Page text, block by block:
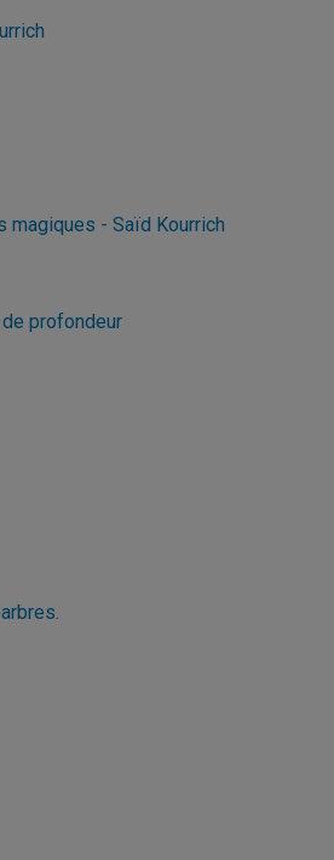
magiques - Saïd Kourrich
profondeur